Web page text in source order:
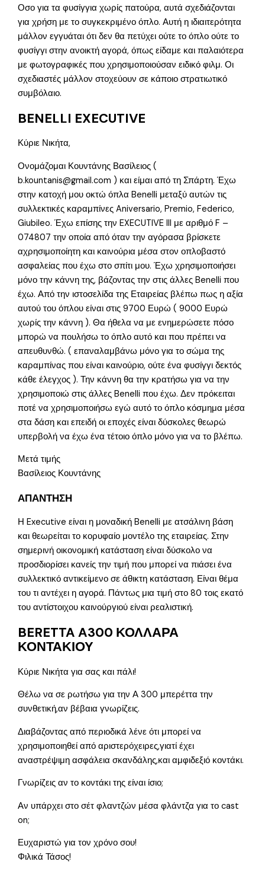
Οσο για τα φυσίγγια χωρίς πατούρα, αυτά σχεδιάζονται
για χρήση με το συγκεκριμένο όπλο. Αυτή η ιδιαιτερότητα
μάλλον εγγυάται ότι δεν θα πετύχει ούτε το όπλο ούτε το
φυσίγγι στην ανοικτή αγορά, όπως είδαμε και παλαιότερα
με φωτογραφικές που χρησιμοποιούσαν ειδικό φιλμ. Οι
σχεδιαστές μάλλον στοχεύουν σε κάποιο στρατιωτικό
συμβόλαιο.
BENELLI EXECUTIVE
Κύριε Νικήτα,
Ονομάζομαι Κουντάνης Βασίλειος (
b.kountanis@gmail.com ) και είμαι από τη Σπάρτη. Έχω
στην κατοχή μου οκτώ όπλα Benelli μεταξύ αυτών τις
συλλεκτικές καραμπίνες Aniversario, Premio, Federico,
Giubileo. Έχω επίσης την EXECUTIVE III με αριθμό F –
074807 την οποία από όταν την αγόρασα βρίσκετε
αχρησιμοποίητη και καινούρια μέσα στον οπλοβαστό
ασφαλείας που έχω στο σπίτι μου. Έχω χρησιμοποιήσει
μόνο την κάννη της, βάζοντας την στις άλλες Benelli που
έχω. Από την ιστοσελίδα της Εταιρείας βλέπω πως η αξία
αυτού του όπλου είναι στις 9700 Ευρώ ( 9000 Ευρώ
χωρίς την κάννη ). Θα ήθελα να με ενημερώσετε πόσο
μπορώ να πουλήσω το όπλο αυτό και που πρέπει να
απευθυνθώ. ( επαναλαμβάνω μόνο για το σώμα της
καραμπίνας που είναι καινούριο, ούτε ένα φυσίγγι δεκτός
κάθε έλεγχος ). Την κάννη θα την κρατήσω για να την
χρησιμοποιώ στις άλλες Benelli που έχω. Δεν πρόκειται
ποτέ να χρησιμοποιήσω εγώ αυτό το όπλο κόσμημα μέσα
στα δάση και επειδή οι εποχές είναι δύσκολες θεωρώ
υπερβολή να έχω ένα τέτοιο όπλο μόνο για να το βλέπω.
Μετά τιμής
Βασίλειος Κουντάνης
ΑΠΑΝΤΗΣΗ
Η Executive είναι η μοναδική Benelli με ατσάλινη βάση
και θεωρείται το κορυφαίο μοντέλο της εταιρείας. Στην
σημερινή οικονομική κατάσταση είναι δύσκολο να
προσδιορίσει κανείς την τιμή που μπορεί να πιάσει ένα
συλλεκτικό αντικείμενο σε άθικτη κατάσταση. Είναι θέμα
του τι αντέχει η αγορά. Πάντως μια τιμή στο 80 τοις εκατό
του αντίστοιχου καινούργιού είναι ρεαλιστική.
BERETTA A300 ΚΟΛΛΑΡΑ
ΚΟΝΤΑΚΙΟΥ
Κύριε Νικήτα για σας και πάλι!
Θέλω να σε ρωτήσω για την Α 300 μπερέττα την
συνθετική,αν βέβαια γνωρίζεις.
Διαβάζοντας από περιοδικά λένε ότι μπορεί να
χρησιμοποιηθεί από αριστερόχειρες,γιατί έχει
αναστρέψιμη ασφάλεια σκανδάλης,και αμφιδεξιό κοντάκι.
Γνωρίζεις αν το κοντάκι της είναι ίσιο;
Αν υπάρχει στο σέτ φλαντζών μέσα φλάντζα για το cast
on;
Ευχαριστώ για τον χρόνο σου!
Φιλικά Τάσος!